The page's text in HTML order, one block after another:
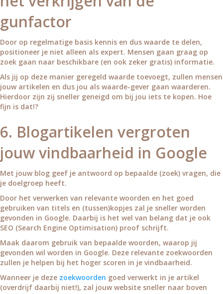
gunfactor
Door op regelmatige basis kennis en dus waarde te delen,
positioneer je niet alleen als expert. Mensen gaan graag op
zoek gaan naar beschikbare (en ook zeker gratis) informatie.
Als jij op deze manier geregeld waarde toevoegt, zullen mensen
jouw artikelen en dus jou als waarde-gever gaan waarderen.
Hierdoor zijn zij sneller geneigd om bij jou iets te kopen. Hoe
fijn is dat!?
6. Blogartikelen vergroten
jouw vindbaarheid in Google
Met jouw blog geef je antwoord op bepaalde (zoek) vragen, die
je doelgroep heeft.
Door het verwerken van relevante woorden en het goed
gebruiken van titels en (tussen)kopjes zal je sneller worden
gevonden in Google. Daarbij is het wel van belang dat je ook
SEO (Search Engine Optimisation) proof schrijft.
Maak daarom gebruik van bepaalde woorden, waarop jij
gevonden wil worden in Google. Deze relevante zoekwoorden
zullen je helpen bij het hoger scoren in je vindbaarheid.
Wanneer je deze zoekwoorden goed verwerkt in je artikel
(overdrijf daarbij niet!), zal jouw website sneller naar boven